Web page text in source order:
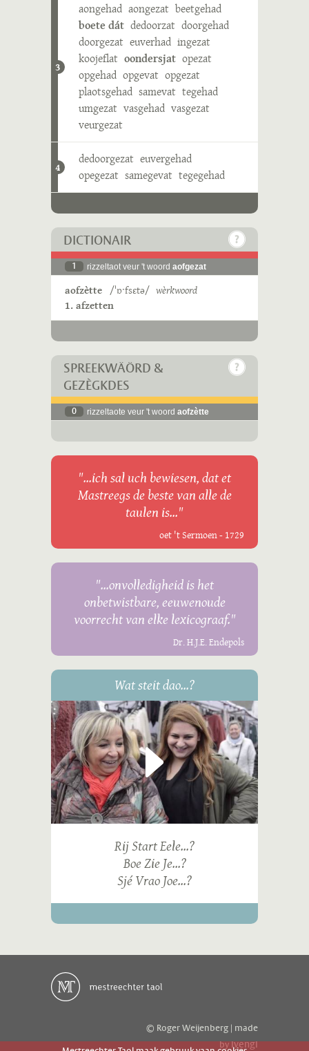
3
aongehad aongezat beetgehad
boete dát dedoorzat doorgehad
doorgezat euverhad ingezat
koojeflat oondersjat opezat
opgehad opgevat opgezat
plaotsgehad samevat tegehad
umgezat vasgehad vasgezat
veurgezat
4
dedoorgezat euvergehad
opegezat samegevat tegegehad
DICTIONAIR
1 rizzeltaot veur 't woord aofgezat
aofzètte /ˈɒˑfsɛtə/ wèrkwoord
1. afzetten
SPREEKWÄÖRD &
GEZÈGKDES
0 rizzeltaote veur 't woord aofzètte
"...ich sal uch bewiesen, dat et
Mastreegs de beste van alle de
taulen is..."
oet 't Sermoen - 1729
"...onvolledigheid is het
onbetwistbare, eeuwenoude
voorrecht van elke lexicograaf."
Dr. H.J.E. Endepols
Wat steit dao...?
Rij Start Eele...?
Boe Zie Je...?
Sjé Vrao Joe...?
© Roger Weijenberg | made
byivengi